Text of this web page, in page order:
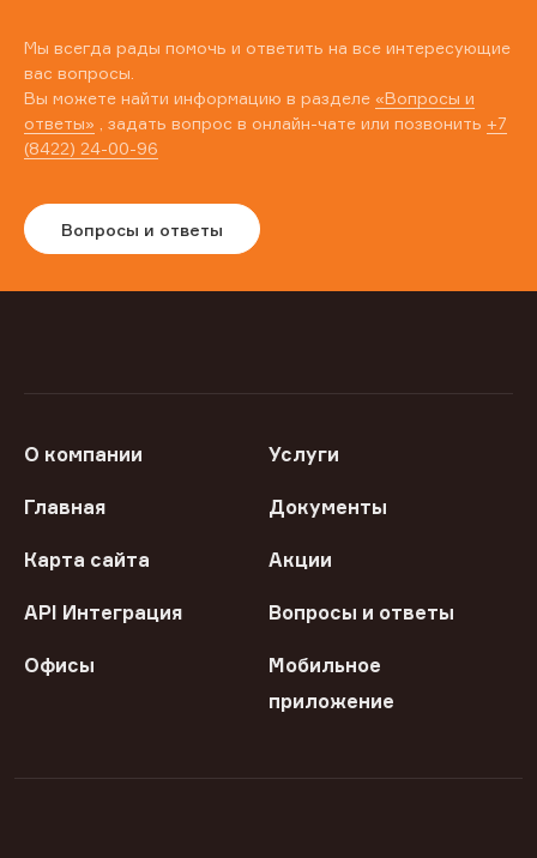
Мы всегда рады помочь и ответить на все интересующие
вас вопросы.
Вы можете найти информацию в разделе «Вопросы и
ответы» , задать вопрос в онлайн-чате или позвонить +7
(8422) 24-00-96
Вопросы и ответы
О компании Услуги
Главная Документы
Карта сайта Акции
API Интеграция Вопросы и ответы
Офисы
Мобильное
приложение